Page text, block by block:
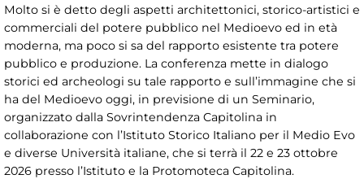
Molto si è detto degli aspetti architettonici, storico-artistici e
commerciali del potere pubblico nel Medioevo ed in età
moderna, ma poco si sa del rapporto esistente tra potere
pubblico e produzione. La conferenza mette in dialogo
storici ed archeologi su tale rapporto e sull’immagine che si
ha del Medioevo oggi, in previsione di un Seminario,
organizzato dalla Sovrintendenza Capitolina in
collaborazione con l’Istituto Storico Italiano per il Medio Evo
e diverse Università italiane, che si terrà il 22 e 23 ottobre
2026 presso l’Istituto e la Protomoteca Capitolina.